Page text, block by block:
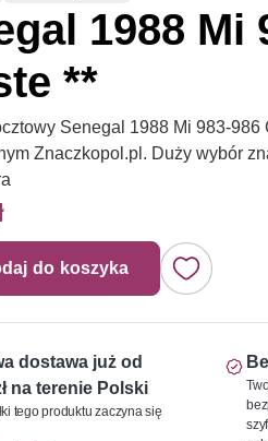
1988 Mi
**
Senegal 1988 Mi 983-986
Znaczkopol.pl. Duży wybór
do koszyka
dostawa już od
na terenie Polski
tego produktu zaczyna się